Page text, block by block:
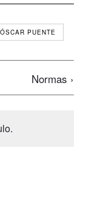
ÓSCAR PUENTE
Normas ›